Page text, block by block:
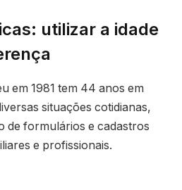
utilizar a idade
em 1981 tem 44 anos em
situações cotidianas,
de formulários e cadastros
e profissionais.